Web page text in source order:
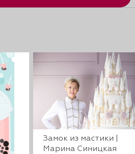
Замок из мастики |
Марина Синицкая